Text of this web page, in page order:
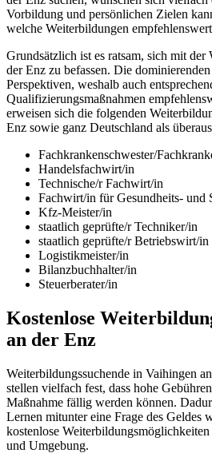
Vorbildung und persönlichen Zielen
welche Weiterbildungen
Grundsätzlich ist es ratsam, sich mit
der Enz zu befassen. Die
Perspektiven, weshalb auch
Qualifizierungsmaßnahmen
erweisen sich die folgenden
Enz sowie ganz Deutschland als
Fachkrankenschwester/
Handelsfachwirt/in
Technische/r Fachwirt/in
Fachwirt/in für Gesundheits- und
Kfz-Meister/in
staatlich geprüfte/r Techniker/in
staatlich geprüfte/r Betriebswirt/in
Logistikmeister/in
Bilanzbuchhalter/in
Steuerberater/in
Kostenlose
an der Enz
Weiterbildungssuchende in Vaihingen
stellen vielfach fest, dass hohe
Maßnahme fällig werden können.
Lernen mitunter eine Frage des Geldes
kostenlose
und Umgebung.